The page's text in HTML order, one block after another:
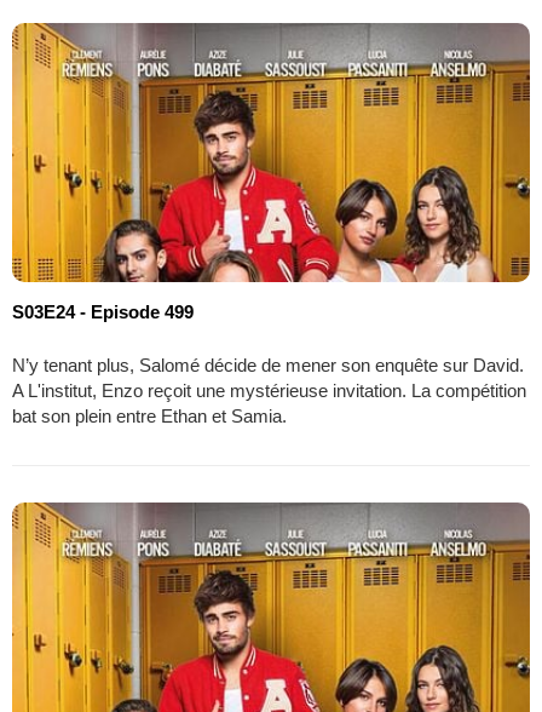
S03E24 - Episode 499
N’y tenant plus, Salomé décide de mener son enquête sur David.
A L'institut, Enzo reçoit une mystérieuse invitation. La compétition
bat son plein entre Ethan et Samia.